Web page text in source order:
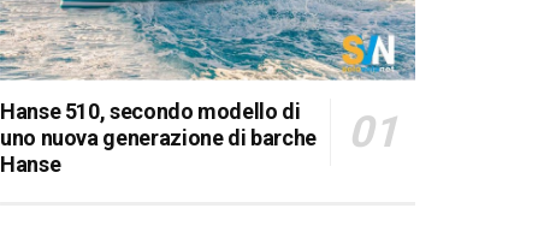
Hanse 510, secondo modello di
uno nuova generazione di barche
Hanse